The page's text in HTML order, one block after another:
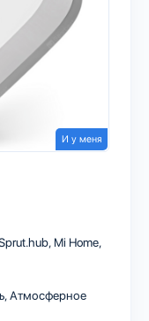
И у меня
Mi Home
Атмосферное